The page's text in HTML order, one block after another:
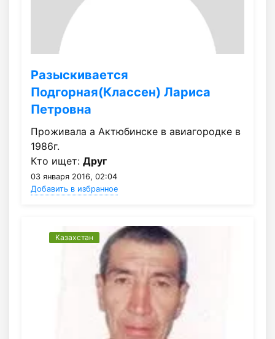
Разыскивается
Подгорная(Классен) Лариса
Петровна
Проживала а Актюбинске в авиагородке в
1986г.
Кто ищет: Друг
03 января 2016, 02:04
Добавить в избранное
Казахстан